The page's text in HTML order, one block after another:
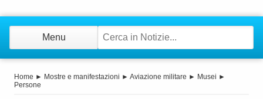
Menu
Home ► Mostre e manifestazioni ► Aviazione militare ► Musei ►
Persone